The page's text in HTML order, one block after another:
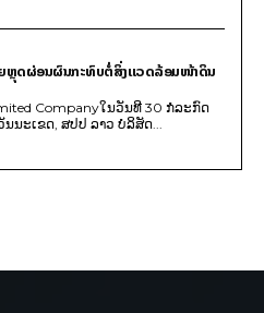
ຫຼຸດຜ່ອນຜົນກະທົບຕໍ່ສິ່ງແວດລ້ອມໜ້າດິນ
Companyໃນວັນທີ 30 ກໍລະກົດ
ນະເຂດ, ສປປ ລາວ ບໍລິສັດ...